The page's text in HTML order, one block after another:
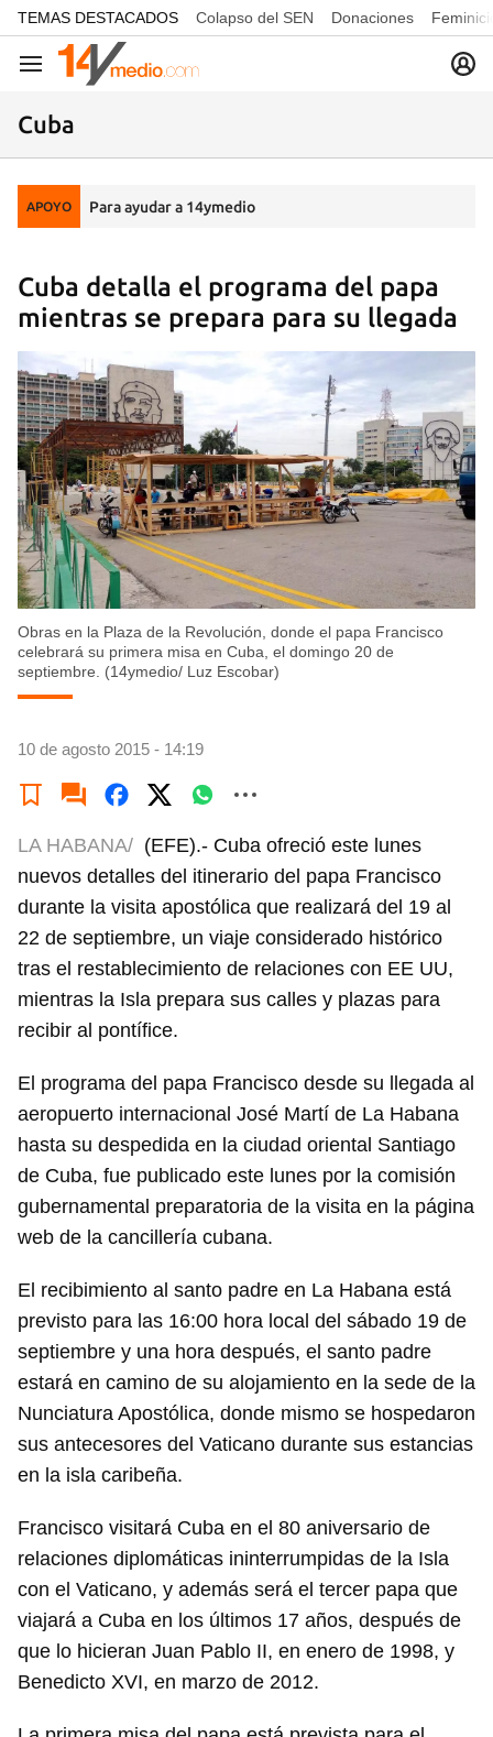
common.go-to-content
TEMAS DESTACADOS Colapso del SEN Donaciones
Navegación
Cuba
APOYO Para ayudar a 14ymedio
Cuba detalla el programa del papa
mientras se prepara para su llegada
Obras en la Plaza de la Revolución, donde el papa Francisco
celebrará su primera misa en Cuba, el domingo 20 de
septiembre. (14ymedio/ Luz Escobar)
10 de agosto 2015 - 14:19
LA HABANA/ (EFE).- Cuba ofreció este lunes
nuevos detalles del itinerario del papa Francisco
durante la visita apostólica que realizará del 19 al
22 de septiembre, un viaje considerado histórico
tras el restablecimiento de relaciones con EE UU,
mientras la Isla prepara sus calles y plazas para
recibir al pontífice.
El programa del papa Francisco desde su llegada al
aeropuerto internacional José Martí de La Habana
hasta su despedida en la ciudad oriental Santiago
de Cuba, fue publicado este lunes por la comisión
gubernamental preparatoria de la visita en la página
web de la cancillería cubana.
El recibimiento al santo padre en La Habana está
previsto para las 16:00 hora local del sábado 19 de
septiembre y una hora después, el santo padre
estará en camino de su alojamiento en la sede de la
Nunciatura Apostólica, donde mismo se hospedaron
sus antecesores del Vaticano durante sus estancias
en la isla caribeña.
Francisco visitará Cuba en el 80 aniversario de
relaciones diplomáticas ininterrumpidas de la Isla
con el Vaticano, y además será el tercer papa que
viajará a Cuba en los últimos 17 años, después de
que lo hicieran Juan Pablo II, en enero de 1998, y
Benedicto XVI, en marzo de 2012.